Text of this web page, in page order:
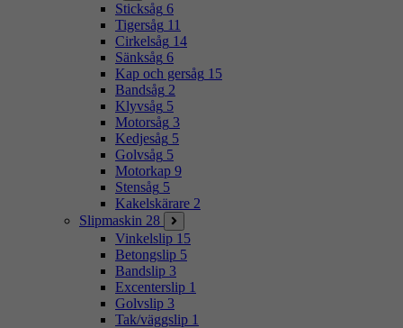
Sticksåg 6
Tigersåg 11
Cirkelsåg 14
Sänksåg 6
Kap och gersåg 15
Bandsåg 2
Klyvsåg 5
Motorsåg 3
Kedjesåg 5
Golvsåg 5
Motorkap 9
Stensåg 5
Kakelskärare 2
Slipmaskin 28
Vinkelslip 15
Betongslip 5
Bandslip 3
Excenterslip 1
Golvslip 3
Tak/väggslip 1